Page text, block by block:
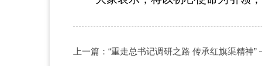
上一篇：“重走总书记调研之路 传承红旗渠精